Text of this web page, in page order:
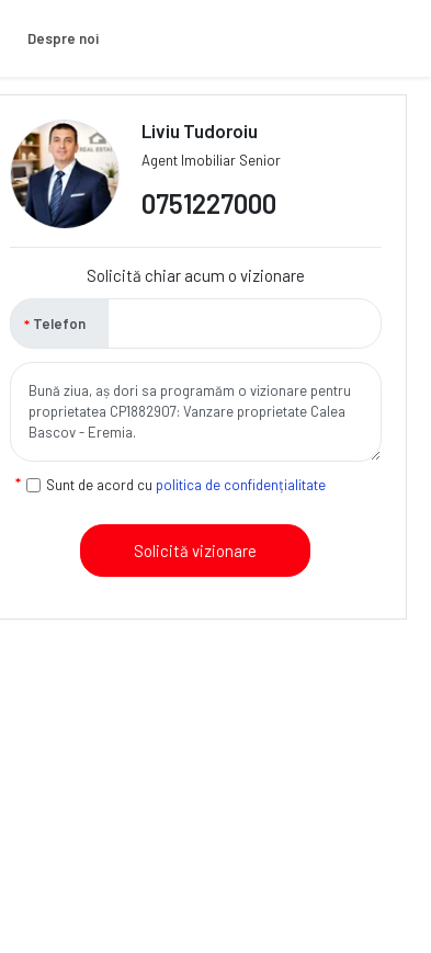
Despre noi
Liviu Tudoroiu
Agent Imobiliar Senior
0751227000
Solicită chiar acum o vizionare
Telefon
Sunt de acord cu politica de confidențialitate
Solicită vizionare